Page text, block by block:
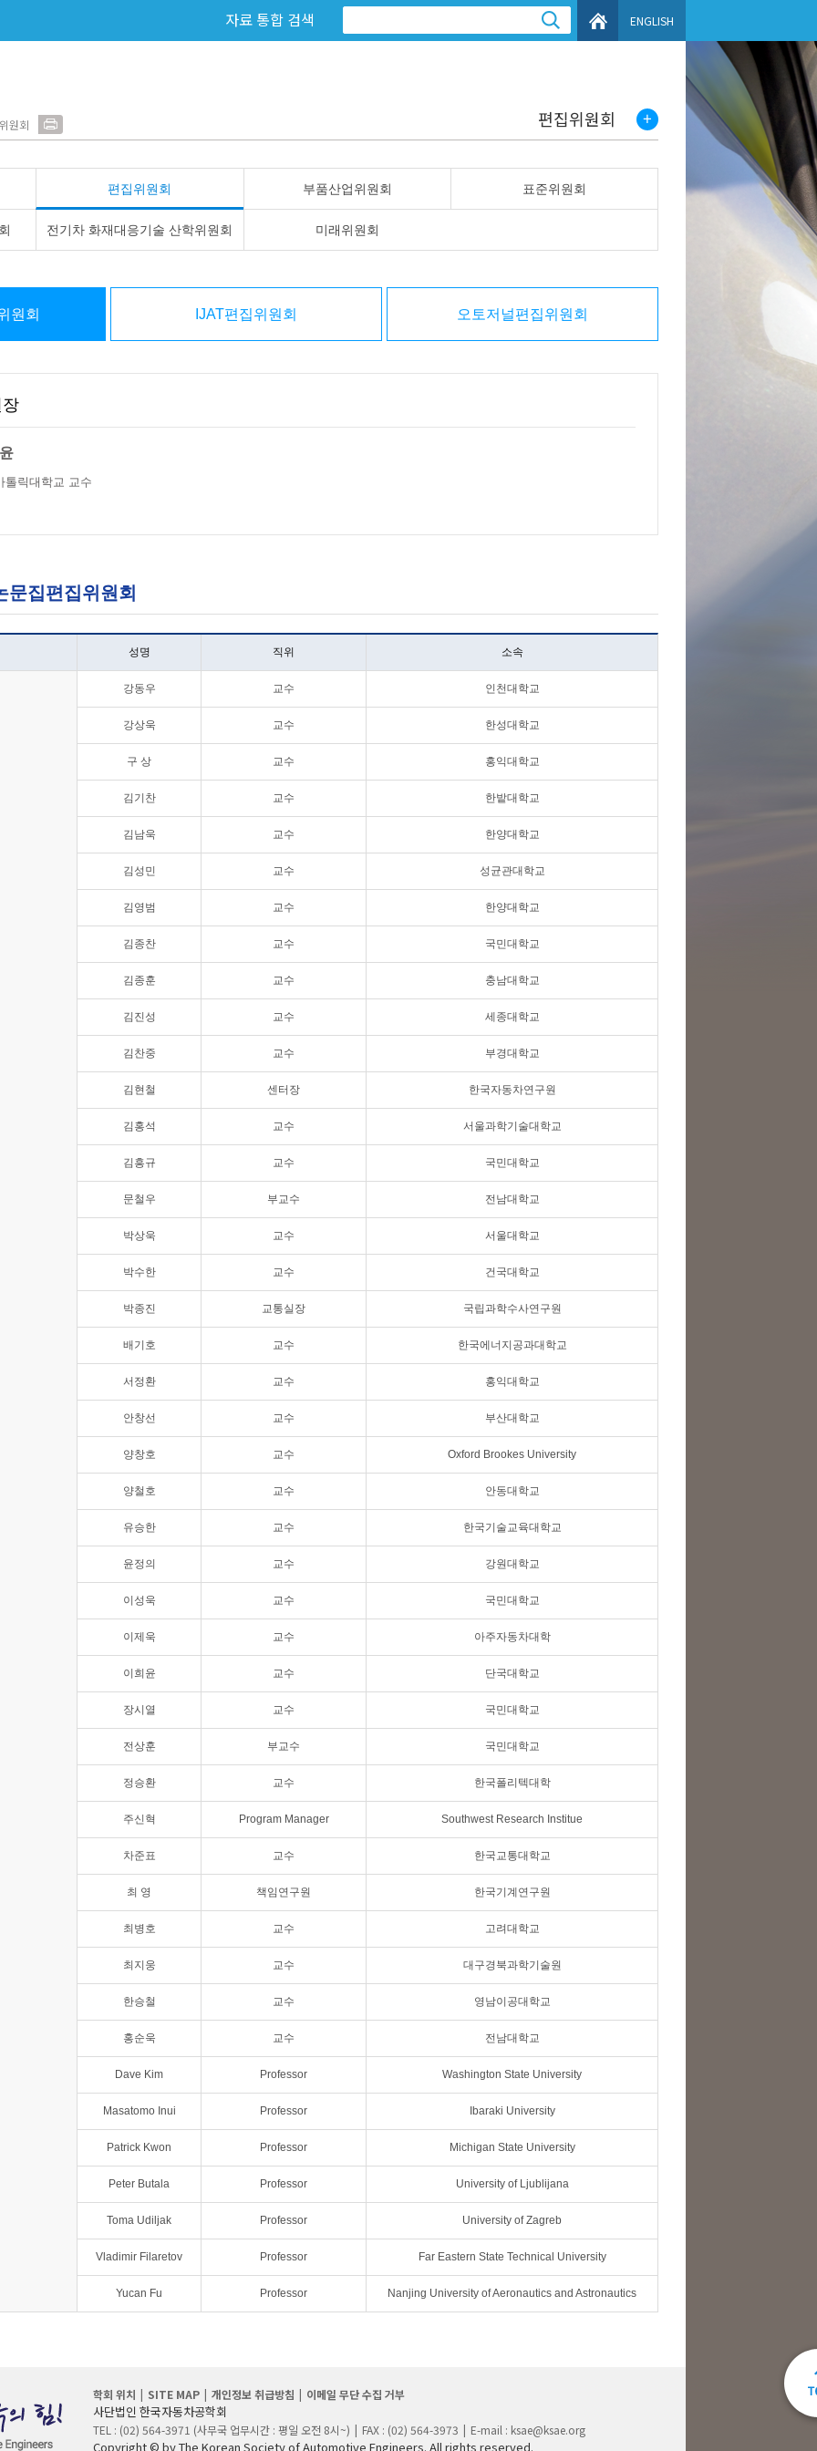
자료 통합 검색 ENGLISH
원회 편집위원회
편집위원회 부품산업위원회 표준위원회
전기차 화재대응기술 산학위원회 미래위원회
원회 IJAT편집위원회 오토저널편집위원회
톨릭대학교 교수
문집편집위원회
성명 직위 소속
강동우 교수 인천대학교
강상욱 교수 한성대학교
구 상 교수 홍익대학교
김기찬 교수 한밭대학교
김남욱 교수 한양대학교
김성민 교수 성균관대학교
김영범 교수 한양대학교
김종찬 교수 국민대학교
김종훈 교수 충남대학교
김진성 교수 세종대학교
김찬중 교수 부경대학교
김현철 센터장 한국자동차연구원
김홍석 교수 서울과학기술대학교
김흥규 교수 국민대학교
문철우 부교수 전남대학교
박상욱 교수 서울대학교
박수한 교수 건국대학교
박종진 교통실장 국립과학수사연구원
배기호 교수 한국에너지공과대학교
서정환 교수 홍익대학교
안창선 교수 부산대학교
양창호 교수 Oxford Brookes University
양철호 교수 안동대학교
유승한 교수 한국기술교육대학교
윤정의 교수 강원대학교
이성욱 교수 국민대학교
이제욱 교수 아주자동차대학
이희윤 교수 단국대학교
장시열 교수 국민대학교
전상훈 부교수 국민대학교
정승환 교수 한국폴리텍대학
주신혁 Program Manager Southwest Research Institue
차준표 교수 한국교통대학교
최 영 책임연구원 한국기계연구원
최병호 교수 고려대학교
최지웅 교수 대구경북과학기술원
한승철 교수 영남이공대학교
홍순욱 교수 전남대학교
Dave Kim Professor Washington State University
Masatomo Inui Professor Ibaraki University
Patrick Kwon Professor Michigan State University
Peter Butala Professor University of Ljublijana
Toma Udiljak Professor University of Zagreb
Vladimir Filaretov Professor Far Eastern State Technical University
Yucan Fu Professor Nanjing University of Aeronautics and Astronautics
학회 위치 SITE MAP 개인정보 취급방침 이메일 무단 수집 거부
사단법인 한국자동차공학회
TEL : (02) 564-3971 (사무국 업무시간 : 평일 오전 8시~) FAX : (02) 564-3973 E-mail : ksae@ksae.org
Copyright © by The Korean Society of Automotive Engineers. All rights reserved.